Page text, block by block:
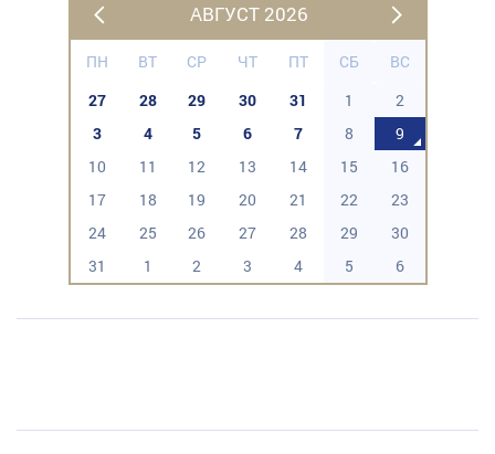
АВГУСТ 2026
ПН ВТ СР ЧТ ПТ СБ
ВС
27
28 29 30 31 1
2
3
4 5 6 7 8
9
10
11 12 13 14 15
16
17
18 19 20 21 22
23
24
25 26 27 28 29
30
31
1 2 3 4 5 6